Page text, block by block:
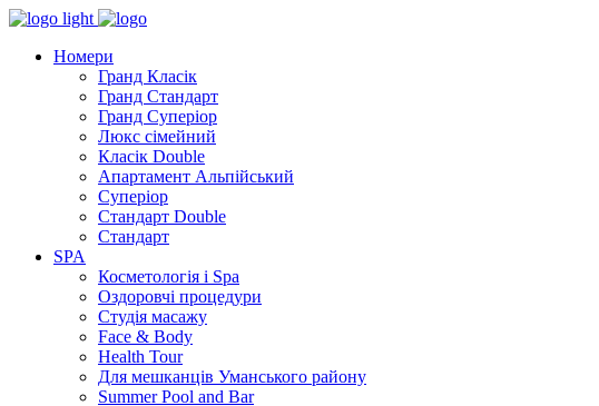
Номери
Гранд Класік
Гранд Стандарт
Гранд Суперіор
Люкс сімейний
Класік Double
Апартамент Альпійський
Суперіор
Стандарт Double
Стандарт
SPA
Косметологія і Spa
Оздоровчі процедури
Студія масажу
Face & Body
Health Tour
Для мешканців Уманського району
Summer Pool and Bar